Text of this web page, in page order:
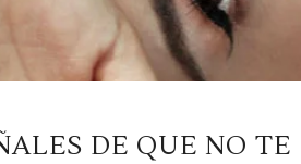
DE QUE NO TE